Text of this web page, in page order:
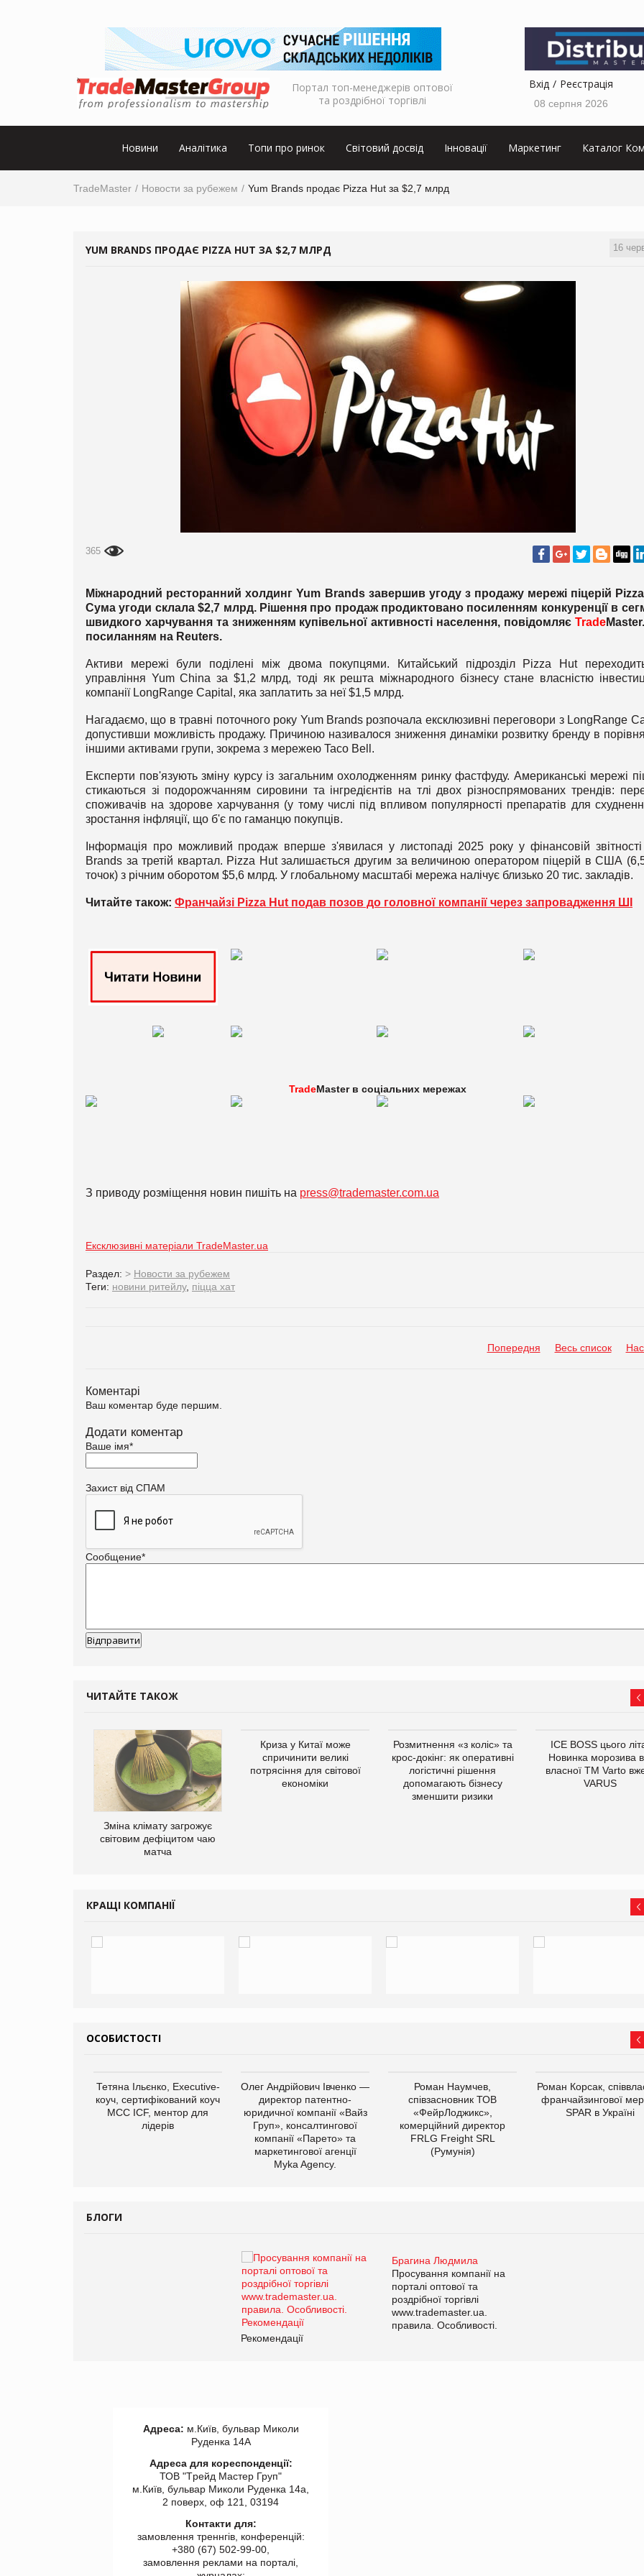
Портал топ-менеджерів оптової
та роздрібної торгівлі
Вхід Реєстрація
08 серпня 2026
Новини Аналітика Топи про ринок Світовий досвід Інновації Маркетинг Каталог
TradeMaster Новости за рубежем Yum Brands продає Pizza Hut за $2,7 млрд
16
YUM BRANDS ПРОДАЄ PIZZA HUT ЗА $2,7 МЛРД
365
Міжнародний ресторанний холдинг Yum Brands завершив угоду з продажу мережі піцерій
Сума угоди склала $2,7 млрд. Рішення про продаж продиктовано посиленням конкуренції в
швидкого харчування та зниженням купівельної активності населення, повідомляє TradeMaster.
посиланням на Reuters.
Активи мережі були поділені між двома покупцями. Китайський підрозділ Pizza Hut
управління Yum China за $1,2 млрд, тоді як решта міжнародного бізнесу стане власністю
компанії LongRange Capital, яка заплатить за неї $1,5 млрд.
Нагадаємо, що в травні поточного року Yum Brands розпочала ексклюзивні переговори з LongRange
допустивши можливість продажу. Причиною називалося зниження динаміки розвитку бренду в
іншими активами групи, зокрема з мережею Taco Bell.
Експерти пов'язують зміну курсу із загальним охолодженням ринку фастфуду. Американські мережі
стикаються зі подорожчанням сировини та інгредієнтів на тлі двох різноспрямованих трендів:
споживачів на здорове харчування (у тому числі під впливом популярності препаратів для
зростання інфляції, що б'є по гаманцю покупців.
Інформація про можливий продаж вперше з'явилася у листопаді 2025 року у фінансовій
Brands за третій квартал. Pizza Hut залишається другим за величиною оператором піцерій в США
точок) з річним оборотом $5,6 млрд. У глобальному масштабі мережа налічує близько 20 тис. закладів.
Читайте також: Франчайзі Pizza Hut подав позов до головної компанії через запровадження ШІ
TradeMaster в соціальних мережах
З приводу розміщення новин пишіть на press@trademaster.com.ua
Ексклюзивні матеріали TradeMaster.ua
Раздел: > Новости за рубежем
Теги: новини ритейлу, піцца хат
Попередня Весь список
Коментарі
Ваш коментар буде першим.
Додати коментар
Ваше імя*
Захист від СПАМ
Сообщение*
ЧИТАЙТЕ ТАКОЖ
Зміна клімату загрожує
світовим дефіцитом чаю
матча
Криза у Китаї може
спричинити великі
потрясіння для світової
економіки
Розмитнення «з коліс» та
крос-докінг: як оперативні
логістичні рішення
допомагають бізнесу
зменшити ризики
ICE BOSS цього
Новинка морозива
власної ТМ Varto
VARUS
КРАЩІ КОМПАНІЇ
ОСОБИСТОСТІ
Тетяна Ільєнко, Executive-
коуч, сертифікований коуч
МСС ICF, ментор для
лідерів
Олег Андрійович Івченко —
директор патентно-
юридичної компанії «Вайз
Груп», консалтингової
компанії «Парето» та
маркетингової агенції
Myka Agency.
Роман Наумчев,
співзасновник ТОВ
«ФейрЛоджикс»,
комерційний директор
FRLG Freight SRL
(Румунія)
Роман Корсак,
франчайзингової
SPAR в Україні
БЛОГИ
Брагина Людмила
Просування компанії на
порталі оптової та
роздрібної торгівлі
www.trademaster.ua.
правила. Особливості.
Рекомендації
Адреса: м.Київ, бульвар Миколи
Руденка 14А
Адреса для кореспонденції:
ТОВ "Tрейд Мастер Груп"
м.Київ, бульвар Миколи Руденка 14а,
2 поверх, оф 121, 03194
Контакти для:
замовлення треннгів, конференцій:
+380 (67) 502-99-00,
замовлення реклами на порталі,